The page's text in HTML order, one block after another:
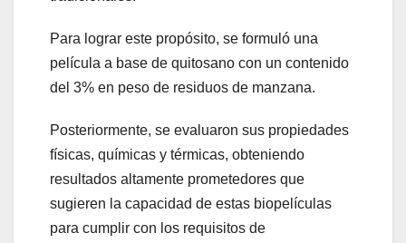
Para lograr este propósito, se formuló una
película a base de quitosano con un contenido
del 3% en peso de residuos de manzana.
Posteriormente, se evaluaron sus propiedades
físicas, químicas y térmicas, obteniendo
resultados altamente prometedores que
sugieren la capacidad de estas biopelículas
para cumplir con los requisitos de